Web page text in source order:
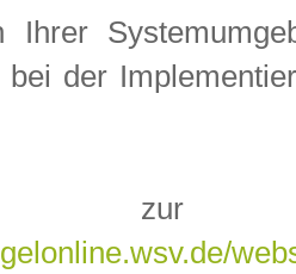
Ihrer
bei der
zur